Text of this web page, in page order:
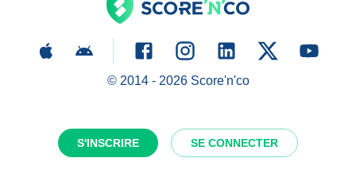
S'INSCRIRE SE CONNECTER
© 2014 - 2026Score'n'co